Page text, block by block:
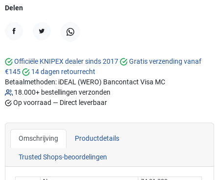
Delen
Officiële KNIPEX dealer sinds 2017
Gratis verzending vanaf
€145
14 dagen retourrecht
Betaalmethoden: iDEAL (WERO) Bancontact Visa MC
18.000+ bestellingen verzonden
Op voorraad — Direct leverbaar
Omschrijving Productdetails
Trusted Shops-beoordelingen